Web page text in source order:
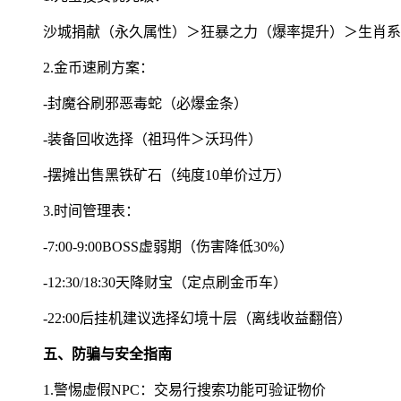
沙城捐献（永久属性）＞狂暴之力（爆率提升）＞生肖系
2.金币速刷方案：
-封魔谷刷邪恶毒蛇（必爆金条）
-装备回收选择（祖玛件＞沃玛件）
-摆摊出售黑铁矿石（纯度10单价过万）
3.时间管理表：
-7:00-9:00BOSS虚弱期（伤害降低30%）
-12:30/18:30天降财宝（定点刷金币车）
-22:00后挂机建议选择幻境十层（离线收益翻倍）
五、防骗与安全指南
1.警惕虚假NPC：交易行搜索功能可验证物价